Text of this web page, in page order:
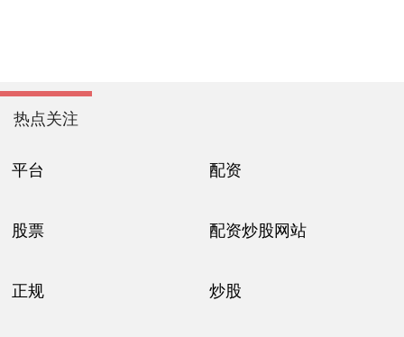
热点关注
平台 配资
股票 配资炒股网站
正规 炒股